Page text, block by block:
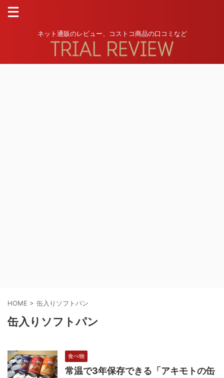
ネット通販のレビュー、コストコ商品の口コミなど
HOME > 缶入りソフトパン
缶入りソフトパン
食べ物
常温で3年保存できる「アキモトの缶